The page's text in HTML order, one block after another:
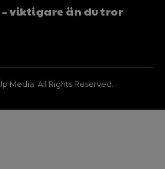
viktigare än du tror
Media. All Rights Reserved.